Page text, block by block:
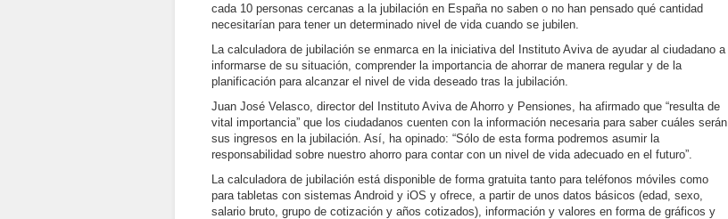
cada 10 personas cercanas a la jubilación en España no saben o no han pensado qué cantidad
necesitarían para tener un determinado nivel de vida cuando se jubilen.
La calculadora de jubilación se enmarca en la iniciativa del Instituto Aviva de ayudar al ciudadano a
informarse de su situación, comprender la importancia de ahorrar de manera regular y de la
planificación para alcanzar el nivel de vida deseado tras la jubilación.
Juan José Velasco, director del Instituto Aviva de Ahorro y Pensiones, ha afirmado que “resulta de
vital importancia” que los ciudadanos cuenten con la información necesaria para saber cuáles serán
sus ingresos en la jubilación. Así, ha opinado: “Sólo de esta forma podremos asumir la
responsabilidad sobre nuestro ahorro para contar con un nivel de vida adecuado en el futuro”.
La calculadora de jubilación está disponible de forma gratuita tanto para teléfonos móviles como
para tabletas con sistemas Android y iOS y ofrece, a partir de unos datos básicos (edad, sexo,
salario bruto, grupo de cotización y años cotizados), información y valores en forma de gráficos y